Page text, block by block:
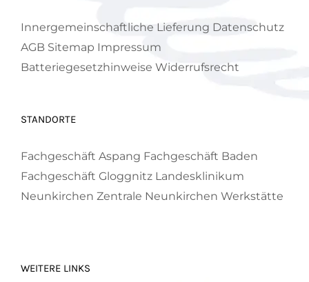
Innergemeinschaftliche Lieferung Datenschutz
AGB Sitemap Impressum
Batteriegesetzhinweise Widerrufsrecht
STANDORTE
Fachgeschäft Aspang Fachgeschäft Baden
Fachgeschäft Gloggnitz Landesklinikum
Neunkirchen Zentrale Neunkirchen Werkstätte
WEITERE LINKS